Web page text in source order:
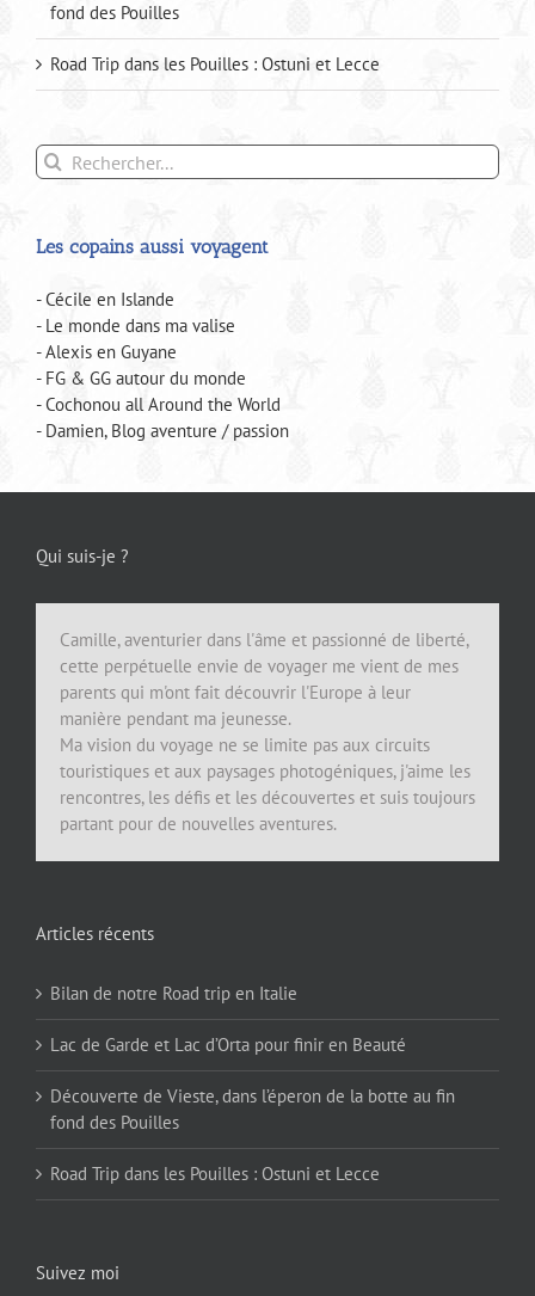
fond des Pouilles
Road Trip dans les Pouilles : Ostuni et Lecce
Rechercher:
Les copains aussi voyagent
- Cécile en Islande
- Le monde dans ma valise
- Alexis en Guyane
- FG & GG autour du monde
- Cochonou all Around the World
- Damien, Blog aventure / passion
Qui suis-je ?
Camille, aventurier dans l'âme et passionné de liberté,
cette perpétuelle envie de voyager me vient de mes
parents qui m'ont fait découvrir l'Europe à leur
manière pendant ma jeunesse.
Ma vision du voyage ne se limite pas aux circuits
touristiques et aux paysages photogéniques, j'aime les
rencontres, les défis et les découvertes et suis toujours
partant pour de nouvelles aventures.
Articles récents
Bilan de notre Road trip en Italie
Lac de Garde et Lac d’Orta pour finir en Beauté
Découverte de Vieste, dans l’éperon de la botte au fin
fond des Pouilles
Road Trip dans les Pouilles : Ostuni et Lecce
Suivez moi